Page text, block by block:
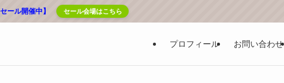
ール開催中】 セール会場はこちら
プロフィール お問い合わせ